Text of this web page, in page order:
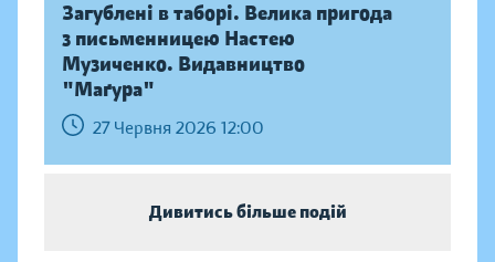
Загублені в таборі. Велика пригода
з письменницею Настею
Музиченко. Видавництво
"Маґура"
27 Червня 2026 12:00
Дивитись більше подій